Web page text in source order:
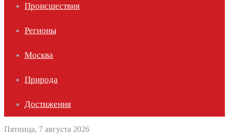
Происшествия
Регионы
Москва
Природа
Достижения
Пятница, 7 августа 2026